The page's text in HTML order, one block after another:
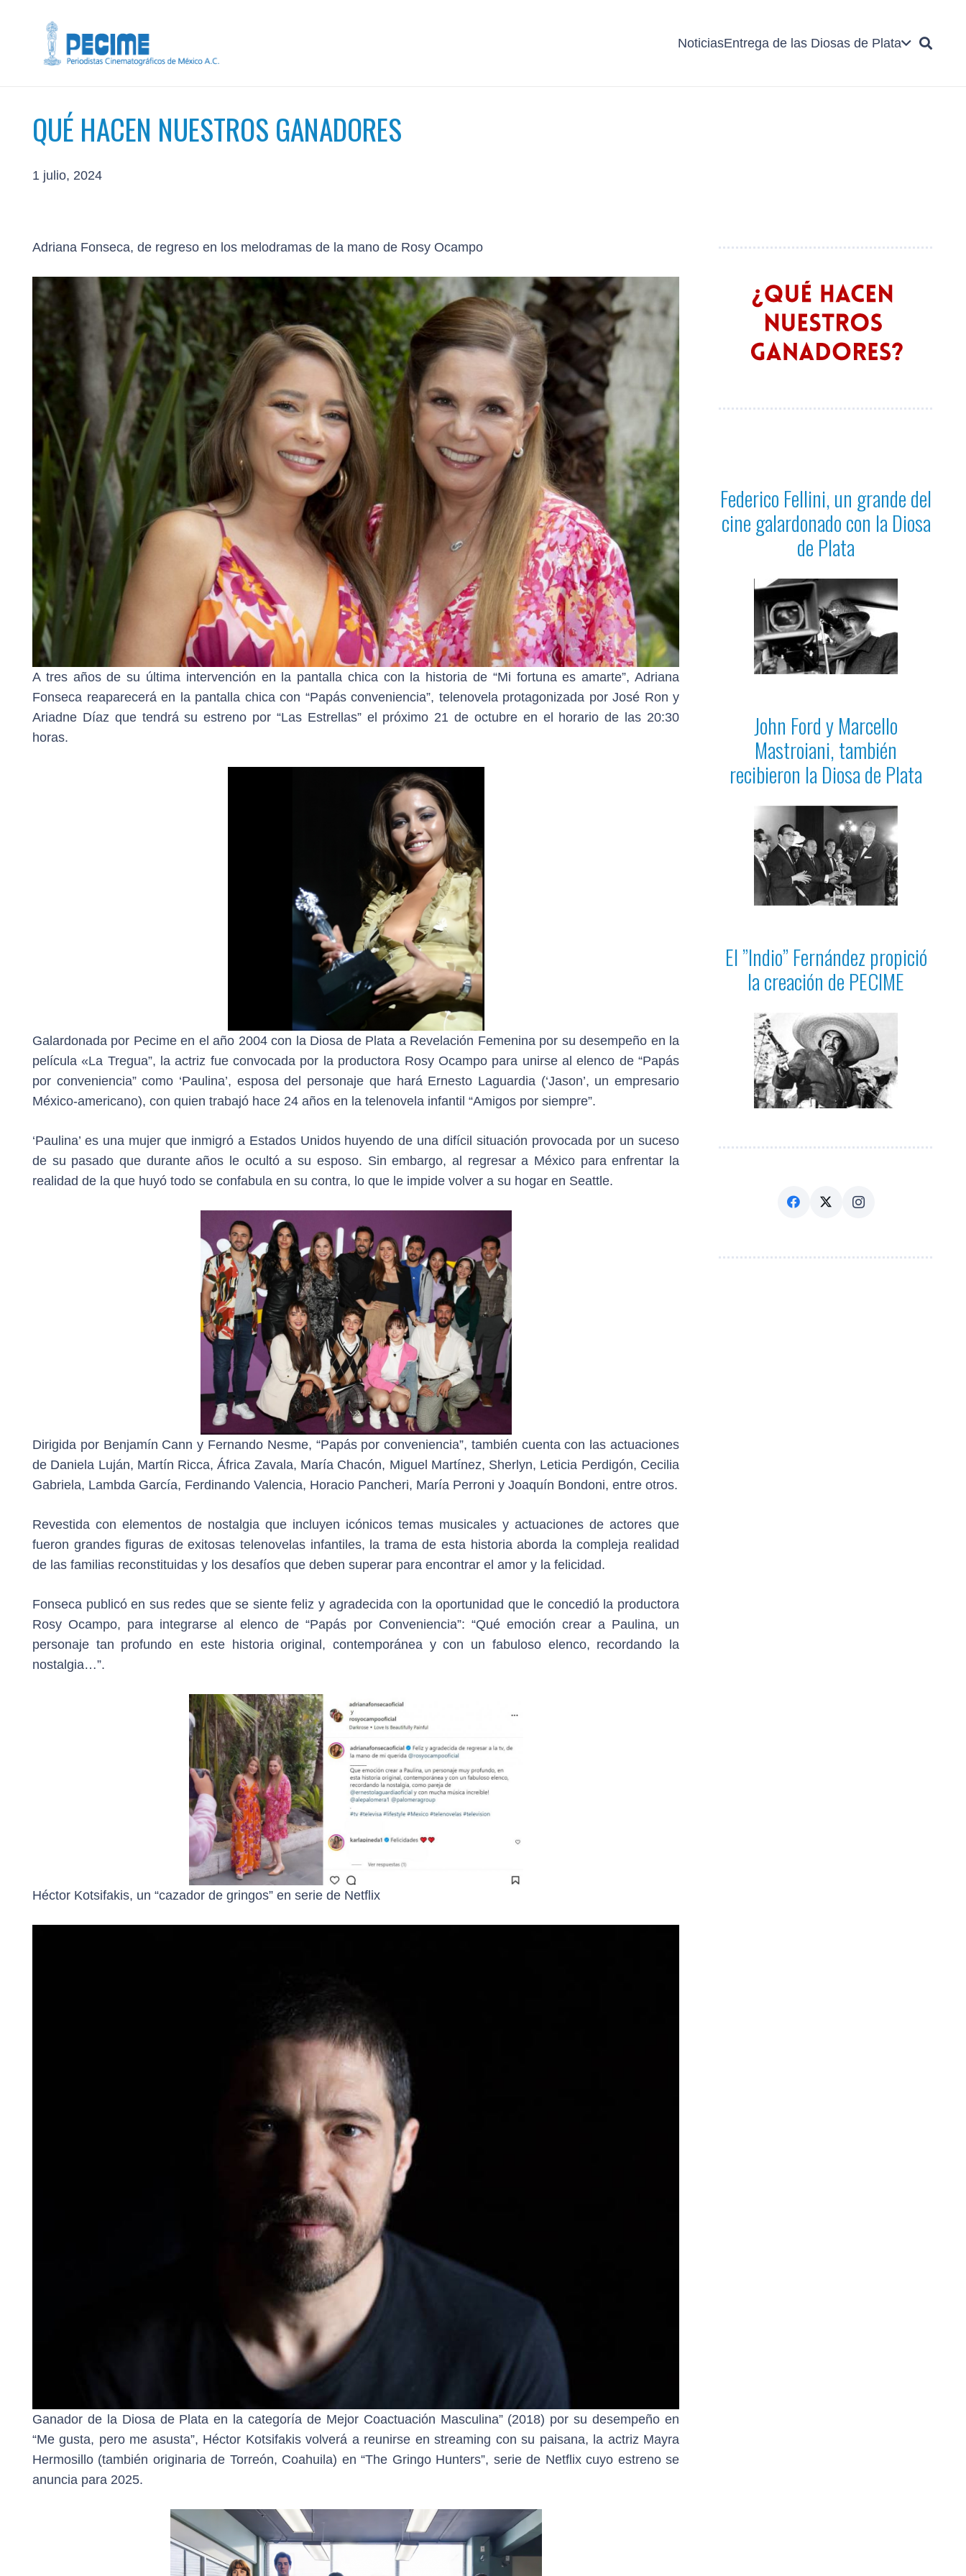
NoticiasEntrega de las Diosas de Plata
QUÉ HACEN NUESTROS GANADORES
1 julio, 2024
Adriana Fonseca, de regreso en los melodramas de la mano de Rosy Ocampo
A tres años de su última intervención en la pantalla chica con la historia de “Mi fortuna es amarte”, Adriana
Fonseca reaparecerá en la pantalla chica con “Papás conveniencia”, telenovela protagonizada por José Ron y
Ariadne Díaz que tendrá su estreno por “Las Estrellas” el próximo 21 de octubre en el horario de las 20:30
horas.
Galardonada por Pecime en el año 2004 con la Diosa de Plata a Revelación Femenina por su desempeño en la
película «La Tregua”, la actriz fue convocada por la productora Rosy Ocampo para unirse al elenco de “Papás
por conveniencia” como ‘Paulina’, esposa del personaje que hará Ernesto Laguardia (‘Jason’, un empresario
México-americano), con quien trabajó hace 24 años en la telenovela infantil “Amigos por siempre”.
‘Paulina’ es una mujer que inmigró a Estados Unidos huyendo de una difícil situación provocada por un suceso
de su pasado que durante años le ocultó a su esposo. Sin embargo, al regresar a México para enfrentar la
realidad de la que huyó todo se confabula en su contra, lo que le impide volver a su hogar en Seattle.
Dirigida por Benjamín Cann y Fernando Nesme, “Papás por conveniencia”, también cuenta con las actuaciones
de Daniela Luján, Martín Ricca, África Zavala, María Chacón, Miguel Martínez, Sherlyn, Leticia Perdigón, Cecilia
Gabriela, Lambda García, Ferdinando Valencia, Horacio Pancheri, María Perroni y Joaquín Bondoni, entre otros.
Revestida con elementos de nostalgia que incluyen icónicos temas musicales y actuaciones de actores que
fueron grandes figuras de exitosas telenovelas infantiles, la trama de esta historia aborda la compleja realidad
de las familias reconstituidas y los desafíos que deben superar para encontrar el amor y la felicidad.
Fonseca publicó en sus redes que se siente feliz y agradecida con la oportunidad que le concedió la productora
Rosy Ocampo, para integrarse al elenco de “Papás por Conveniencia”: “Qué emoción crear a Paulina, un
personaje tan profundo en este historia original, contemporánea y con un fabuloso elenco, recordando la
nostalgia…”.
Héctor Kotsifakis, un “cazador de gringos” en serie de Netflix
Ganador de la Diosa de Plata en la categoría de Mejor Coactuación Masculina” (2018) por su desempeño en
“Me gusta, pero me asusta”, Héctor Kotsifakis volverá a reunirse en streaming con su paisana, la actriz Mayra
Hermosillo (también originaria de Torreón, Coahuila) en “The Gringo Hunters”, serie de Netflix cuyo estreno se
anuncia para 2025.
Federico Fellini, un grande del
cine galardonado con la Diosa
de Plata
John Ford y Marcello
Mastroiani, también
recibieron la Diosa de Plata
El ”Indio” Fernández propició
la creación de PECIME